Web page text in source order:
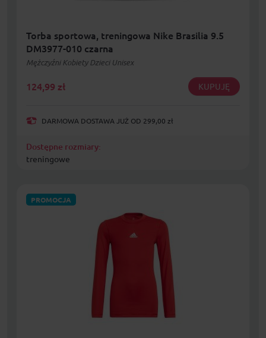
Torba sportowa, treningowa Nike Brasilia 9.5
DM3977-010 czarna
Mężczyźni Kobiety Dzieci Unisex
124,99 zł KUPUJĘ
DARMOWA DOSTAWA JUŻ OD 299,00 zł
Dostępne rozmiary:
treningowe
PROMOCJA